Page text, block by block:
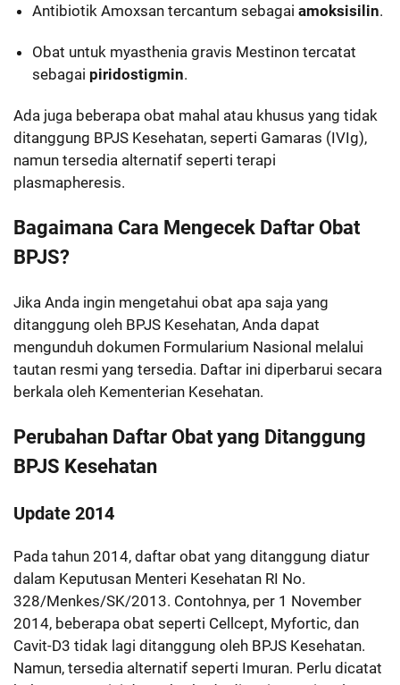
Antibiotik Amoxsan tercantum sebagaiamoksisilin.
Obat untuk myasthenia gravis Mestinon tercatat
sebagai piridostigmin.
Ada juga beberapa obat mahal atau khusus yang tidak
ditanggung BPJS Kesehatan, seperti Gamaras (IVIg),
namun tersedia alternatif seperti terapi
plasmapheresis.
Bagaimana Cara Mengecek Daftar Obat
BPJS?
Jika Anda ingin mengetahui obat apa saja yang
ditanggung oleh BPJS Kesehatan, Anda dapat
mengunduh dokumen Formularium Nasional melalui
tautan resmi yang tersedia. Daftar ini diperbarui secara
berkala oleh Kementerian Kesehatan.
Perubahan Daftar Obat yang Ditanggung
BPJS Kesehatan
Update 2014
Pada tahun 2014, daftar obat yang ditanggung diatur
dalam Keputusan Menteri Kesehatan RI No.
328/Menkes/SK/2013. Contohnya, per 1 November
2014, beberapa obat seperti Cellcept, Myfortic, dan
Cavit-D3 tidak lagi ditanggung oleh BPJS Kesehatan.
Namun, tersedia alternatif seperti Imuran. Perlu dicatat